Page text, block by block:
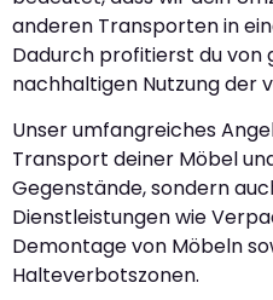
anderen Transporten in
Dadurch profitierst du von
nachhaltigen Nutzung der
Unser umfangreiches
Transport deiner Möbel
Gegenstände, sondern
Dienstleistungen wie
Demontage von Möbeln
Halteverbotszonen.